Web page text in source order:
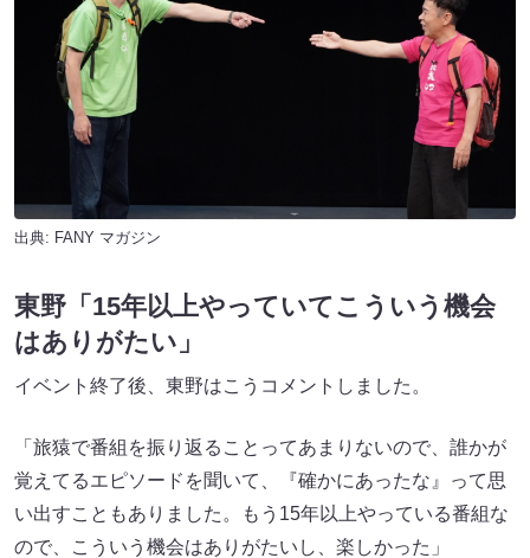
出典: FANY マガジン
東野「15年以上やっていてこういう機会
はありがたい」
イベント終了後、東野はこうコメントしました。
「旅猿で番組を振り返ることってあまりないので、誰かが
覚えてるエピソードを聞いて、『確かにあったな』って思
い出すこともありました。もう15年以上やっている番組な
ので、こういう機会はありがたいし、楽しかった」